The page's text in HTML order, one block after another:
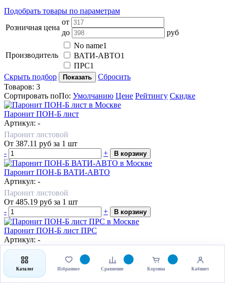
Подобрать товары по параметрам
Розничная цена
от
до
руб
Производитель
No name1
ВАТИ-АВТО1
ПРС1
Скрыть подбор
Показать
Сбросить
Товаров: 3
Сортировать поПо: Умолчанию Цене Рейтингу Скидке
Паронит ПОН-Б лист
Артикул: -
Паронит листовой
От 387.11 руб за 1 шт
-
+ В корзину
Паронит ПОН-Б ВАТИ-АВТО
Артикул: -
Паронит листовой
От 485.19 руб за 1 шт
-
+ В корзину
Паронит ПОН-Б лист ПРС
Артикул: -
Паронит листовой
352.90
за 1 шт
+
В корзину
Каталог Избранное Сравнение Корзина Кабинет